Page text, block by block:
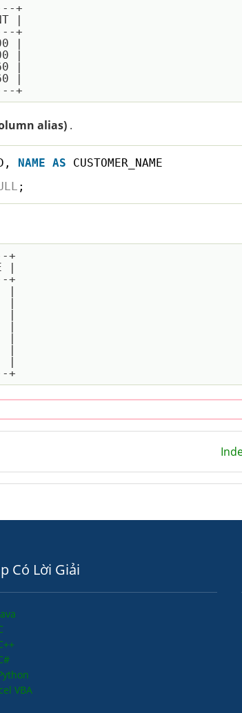
+
|
+
|
|
|
|
alias).
NAME AS
CUSTOMER_NAME
;
+
|
+
|
|
|
|
|
|
|
Có Lời Giải
VBA